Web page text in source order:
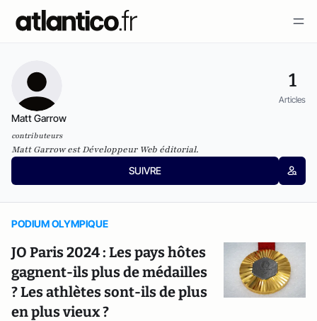
1
Articles
Matt Garrow
contributeurs
Matt Garrow est Développeur Web éditorial.
SUIVRE
PODIUM OLYMPIQUE
JO Paris 2024 : Les pays hôtes
gagnent-ils plus de médailles
? Les athlètes sont-ils de plus
en plus vieux ?